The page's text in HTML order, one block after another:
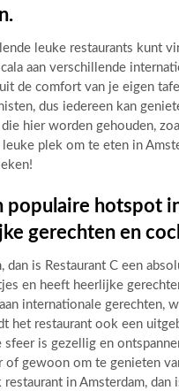
leuke restaurants kunt
aan verschillende
de comfort van je eigen
dus iedereen kan
hier worden gehouden,
plek om te eten in
populaire hotspot
gerechten en
is Restaurant C een
en heeft heerlijke
internationale gerechten,
het restaurant ook een
is gezellig en
of gewoon om te genieten
in Amsterdam, dan